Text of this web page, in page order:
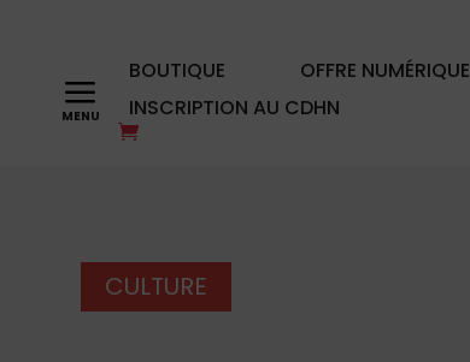
a BOUTIQUE OFFRE NUMÉRIQUE
INSCRIPTION AU CDHN
CULTURE